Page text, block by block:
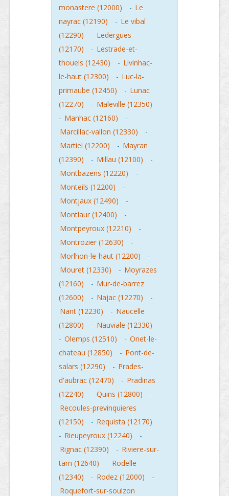
monastere (12000) - Le
nayrac (12190)
- Le vibal
(12290)
- Ledergues
(12170)
- Lestrade-et-
thouels (12430)
- Livinhac-
le-haut (12300)
- Luc-la-
primaube (12450)
- Lunac
(12270)
- Maleville (12350)
- Manhac (12160)
-
Marcillac-vallon (12330)
-
Martiel (12200)
- Mayran
(12390)
- Millau (12100)
-
Montbazens (12220)
-
Monteils (12200)
-
Montjaux (12490)
-
Montlaur (12400)
-
Montpeyroux (12210)
-
Montrozier (12630)
-
Morlhon-le-haut (12200)
-
Mouret (12330)
- Moyrazes
(12160)
- Mur-de-barrez
(12600)
- Najac (12270)
-
Nant (12230)
- Naucelle
(12800)
- Nauviale (12330)
- Olemps (12510) - Onet-le-
chateau (12850)
- Pont-de-
salars (12290)
- Prades-
d'aubrac (12470)
- Pradinas
(12240)
- Quins (12800)
-
Recoules-previnquieres
(12150)
- Requista (12170)
- Rieupeyroux (12240)
-
Rignac (12390)
- Riviere-sur-
tarn (12640)
- Rodelle
(12340)
- Rodez (12000)
-
Roquefort-sur-soulzon